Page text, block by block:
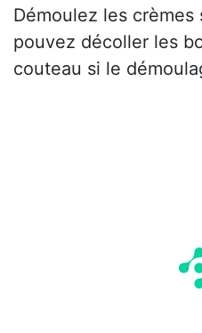
Démoulez les
pouvez décoller les
couteau si le